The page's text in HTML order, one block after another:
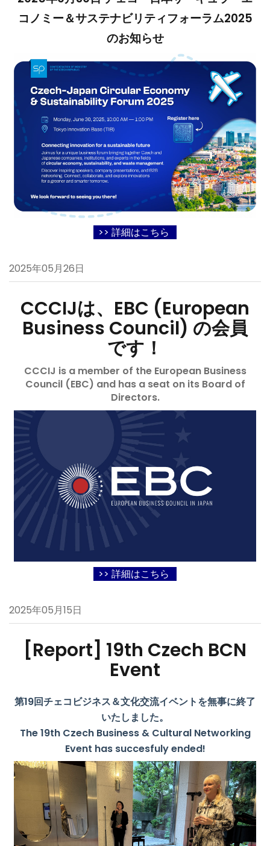
コノミー＆サステナビリティフォーラム2025
のお知らせ
>> 詳細はこちら
2025年05月26日
CCCIJは、EBC (European
Business Council) の会員
です！
CCCIJ is a member of the European Business
Council (EBC) and has a seat on its Board of
Directors.
>> 詳細はこちら
2025年05月15日
[Report] 19th Czech BCN
Event
第19回チェコビジネス＆文化交流イベントを無事に終了
いたしました。
The 19th Czech Business & Cultural Networking
Event has succesfuly ended!